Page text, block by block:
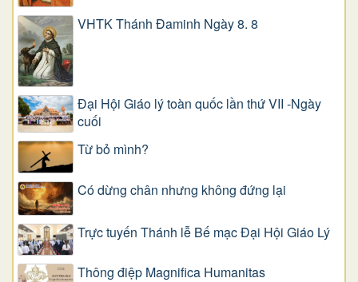
VHTK Thánh Đaminh Ngày 8. 8
Đại Hội Giáo lý toàn quốc lần thứ VII -Ngày
cuối
Từ bỏ mình?
Có dừng chân nhưng không đứng lại
Trực tuyến Thánh lễ Bế mạc Đại Hội Giáo Lý
Thông điệp Magnifica Humanitas